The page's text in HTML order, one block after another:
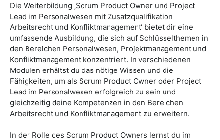
Die Weiterbildung ‚Scrum Product Owner und Project
Lead im Personalwesen mit Zusatzqualifikation
Arbeitsrecht und Konfliktmanagement‘ bietet dir eine
umfassende Ausbildung, die sich auf Schlüsselthemen in
den Bereichen Personalwesen, Projektmanagement und
Konfliktmanagement konzentriert. In verschiedenen
Modulen erhältst du das nötige Wissen und die
Fähigkeiten, um als Scrum Product Owner oder Project
Lead im Personalwesen erfolgreich zu sein und
gleichzeitig deine Kompetenzen in den Bereichen
Arbeitsrecht und Konfliktmanagement zu erweitern.
In der Rolle des Scrum Product Owners lernst du im